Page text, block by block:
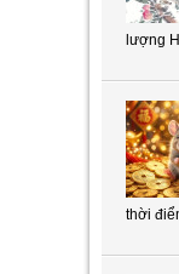
lượng
thời